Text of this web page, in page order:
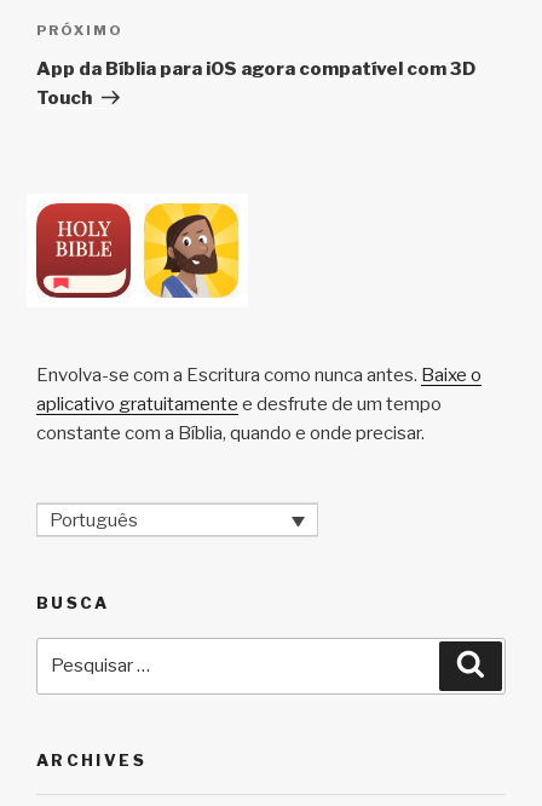
Próximo
post
PRÓXIMO
App da Bíblia para iOS agora compatível com 3D
Touch
Envolva-se com a Escritura como nunca antes. Baixe o
aplicativo gratuitamente e desfrute de um tempo
constante com a Bíblia, quando e onde precisar.
Português
BUSCA
ARCHIVES